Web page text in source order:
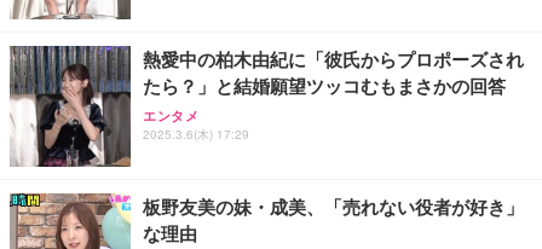
熱愛中の柏木由紀に「彼氏からプロポーズされ
たら？」と結婚願望ツッコむもまさかの回答
エンタメ
2025.3.6(木) 17:29
板野友美の妹・成美、「売れない役者が好き」
な理由